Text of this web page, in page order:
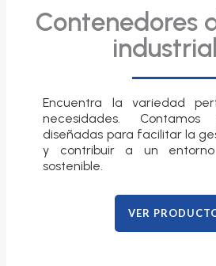
Contenedores
Encuentra la variedad
necesidades.
diseñadas para facilitar la
y contribuir a un
sostenible.
VER